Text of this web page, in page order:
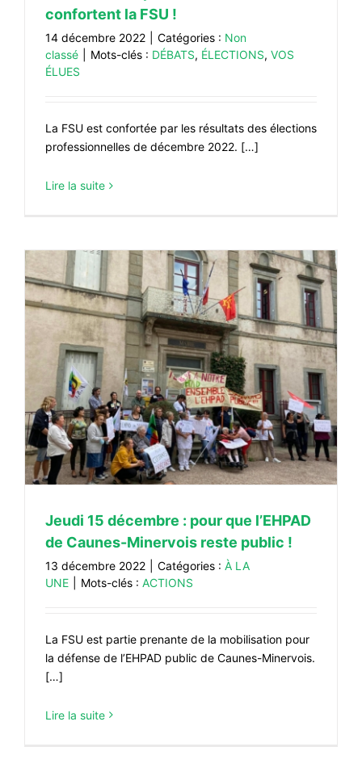
confortent la FSU !
14 décembre 2022 Catégories : Non
classé
Mots-clés : DÉBATS, ÉLECTIONS, VOS
ÉLUES
La FSU est confortée par les résultats des élections
professionnelles de décembre 2022. […]
Lire la suite
Jeudi 15 décembre : pour que l’EHPAD
de Caunes-Minervois reste public !
13 décembre 2022 Catégories : À LA
UNE
Mots-clés : ACTIONS
La FSU est partie prenante de la mobilisation pour
la défense de l’EHPAD public de Caunes-Minervois.
[…]
Lire la suite